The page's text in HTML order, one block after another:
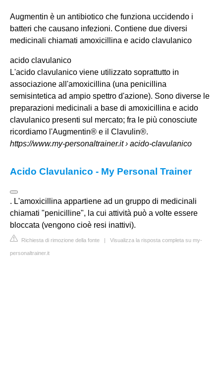
Augmentin è un antibiotico che funziona uccidendo i
batteri che causano infezioni. Contiene due diversi
medicinali chiamati amoxicillina e acido clavulanico
acido clavulanico
L'acido clavulanico viene utilizzato soprattutto in
associazione all'amoxicillina (una penicillina
semisintetica ad ampio spettro d'azione). Sono diverse le
preparazioni medicinali a base di amoxicillina e acido
clavulanico presenti sul mercato; fra le più conosciute
ricordiamo l'Augmentin® e il Clavulin®.
https://www.my-personaltrainer.it› acido-clavulanico
Acido Clavulanico - My Personal Trainer
. L'amoxicillina appartiene ad un gruppo di medicinali
chiamati "penicilline", la cui attività può a volte essere
bloccata (vengono cioè resi inattivi).
Richiesta di rimozione della fonte | Visualizza la risposta completa su my-
personaltrainer.it